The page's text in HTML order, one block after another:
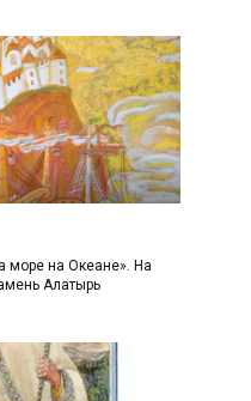
море на Океане». На
Алатырь